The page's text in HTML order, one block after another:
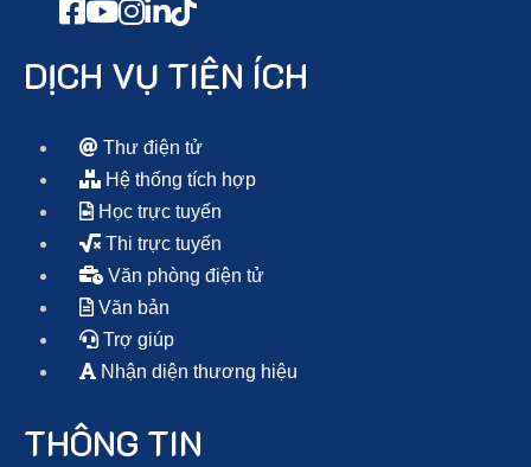
DỊCH VỤ TIỆN ÍCH
Thư điện tử
Hệ thống tích hợp
Học trực tuyến
Thi trực tuyến
Văn phòng điện tử
Văn bản
Trợ giúp
Nhận diện thương hiệu
THÔNG TIN